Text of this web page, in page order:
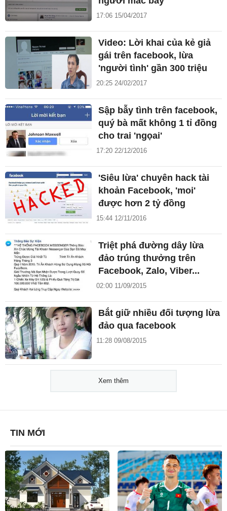
17:06 15/04/2017
Video: Lời khai của kẻ giả
gái trên facebook, lừa
'người tình' gần 300 triệu
20:25 24/02/2017
Sập bẫy tình trên facebook,
quý bà mất không 1 tỉ đồng
cho trai 'ngọai'
17:20 22/12/2016
'Siêu lừa' chuyên hack tài
khoản Facebook, 'moi'
được hơn 2 tỷ đồng
15:44 12/11/2016
Triệt phá đường dây lừa
đảo trúng thưởng trên
Facebook, Zalo, Viber...
02:00 11/09/2015
Bắt giữ nhiều đối tượng lừa
đảo qua facebook
11:28 09/08/2015
Xem thêm
TIN MỚI